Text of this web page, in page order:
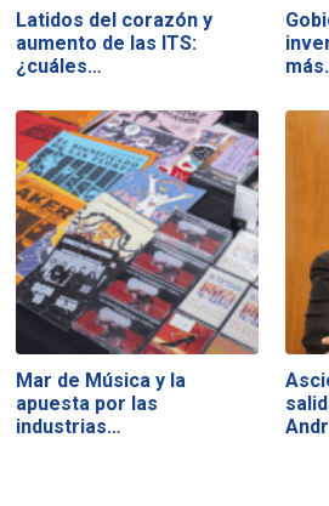
Latidos del corazón y
aumento de las ITS:
¿cuáles…
Mar de Música y la
apuesta por las
industrias…